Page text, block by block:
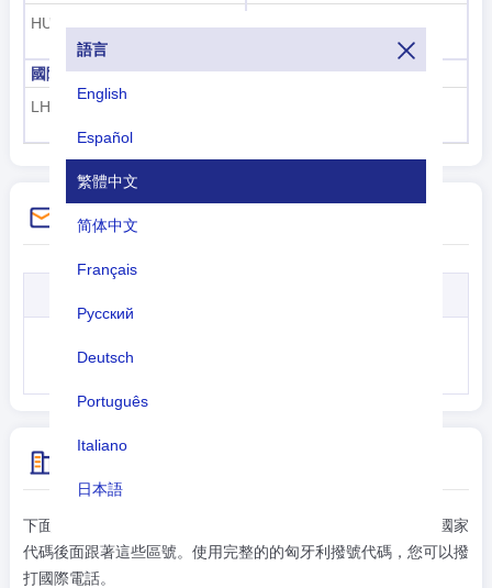
語言
English
Español
繁體中文
简体中文
Français
Русский
Deutsch
Português
Italiano
日本語
tiếng Việt
HU
國際民航組織機場代碼
LH
國際民航組織飛機代碼
撥號說明
+
下面的的匈牙利區號表顯示了匈牙利的各個城市代碼。匈牙利國家
代碼後面跟著這些區號。使用完整的的匈牙利撥號代碼，您可以撥
打國際電話。